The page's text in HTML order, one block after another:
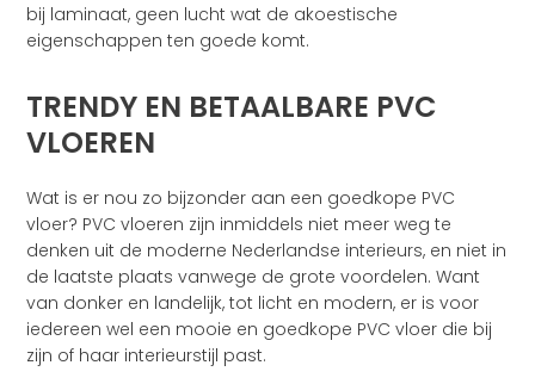
bij laminaat, geen lucht wat de akoestische
eigenschappen ten goede komt.
TRENDY EN BETAALBARE PVC
VLOEREN
Wat is er nou zo bijzonder aan een goedkope PVC
vloer? PVC vloeren zijn inmiddels niet meer weg te
denken uit de moderne Nederlandse interieurs, en niet in
de laatste plaats vanwege de grote voordelen. Want
van donker en landelijk, tot licht en modern, er is voor
iedereen wel een mooie en goedkope PVC vloer die bij
zijn of haar interieurstijl past.